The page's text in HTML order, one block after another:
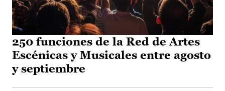
250 funciones de la Red de Artes
Escénicas y Musicales entre agosto
y septiembre